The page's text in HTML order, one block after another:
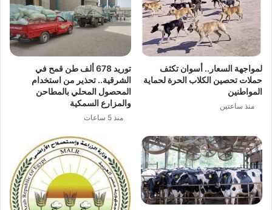
لمواجهة السعار.. أسوان تكثف
حملات تحصين الكلاب الحرة لحماية
المواطنين
منذ ساعتين
توريد 678 ألف طن قمح في
الشرقية.. تحذير من استخدام
المحصول المحلي بالمطاحن
والمزارع السمكية
منذ 5 ساعات